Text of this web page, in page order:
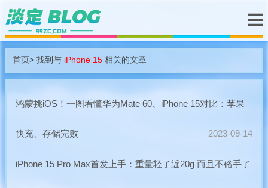
首页> 找到与 iPhone 15 相关的文章
鸿蒙挑iOS！一图看懂华为Mate 60、iPhone 15对比：苹果
快充、存储完败 2023-09-14
iPhone 15 Pro Max首发上手：重量轻了近20g 而且不硌手了